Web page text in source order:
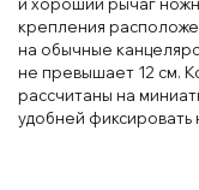
крепления
на обычные
не превышает 12 см.
рассчитаны на
удобней фиксировать